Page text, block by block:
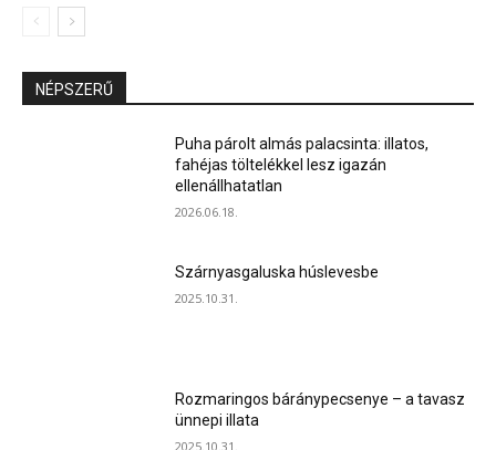
NÉPSZERŰ
Puha párolt almás palacsinta: illatos,
fahéjas töltelékkel lesz igazán
ellenállhatatlan
2026.06.18.
Szárnyasgaluska húslevesbe
2025.10.31.
Rozmaringos báránypecsenye – a tavasz
ünnepi illata
2025.10.31.